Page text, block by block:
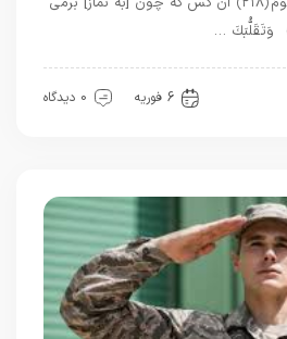
6 فوریه 0 دیدگاه